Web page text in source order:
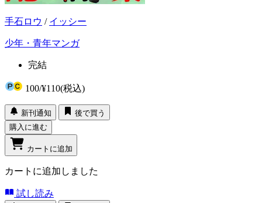
手石ロウ / イッシー
少年・青年マンガ
完結
100/¥110(税込)
新刊通知
後で買う
購入に進む
カートに追加
カートに追加しました
試し読み